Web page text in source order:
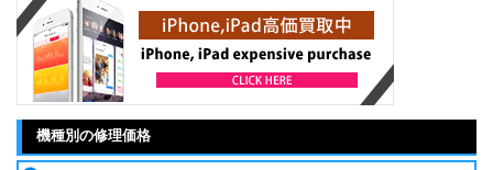
機種別の修理価格